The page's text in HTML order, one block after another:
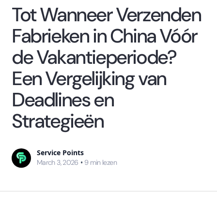
Tot Wanneer Verzenden
Fabrieken in China Vóór
de Vakantieperiode?
Een Vergelijking van
Deadlines en
Strategieën
Service Points
March 3, 2026 • 9 min lezen